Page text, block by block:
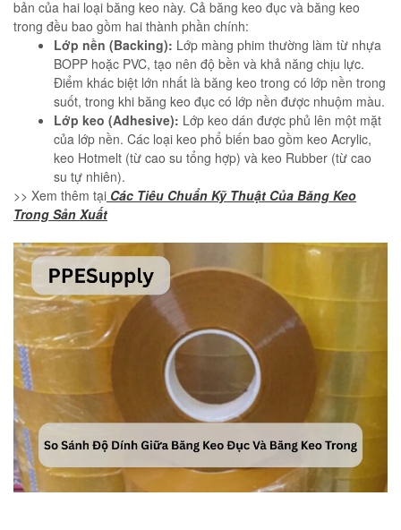
bản của hai loại băng keo này. Cả băng keo đục và băng keo
trong đều bao gồm hai thành phần chính:
Lớp nền (Backing): Lớp màng phim thường làm từ nhựa
BOPP hoặc PVC, tạo nên độ bền và khả năng chịu lực.
Điểm khác biệt lớn nhất là băng keo trong có lớp nền trong
suốt, trong khi băng keo đục có lớp nền được nhuộm màu.
Lớp keo (Adhesive): Lớp keo dán được phủ lên một mặt
của lớp nền. Các loại keo phổ biến bao gồm keo Acrylic,
keo Hotmelt (từ cao su tổng hợp) và keo Rubber (từ cao
su tự nhiên).
>> Xem thêm tại Các Tiêu Chuẩn Kỹ Thuật Của Băng Keo
Trong Sản Xuất